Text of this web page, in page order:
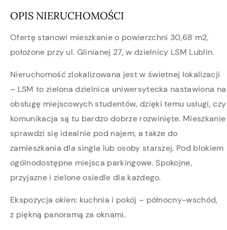
OPIS NIERUCHOMOŚCI
Ofertę stanowi mieszkanie o powierzchni 30,68 m2,
położone przy ul. Glinianej 27, w dzielnicy LSM Lublin.
Nieruchomość zlokalizowana jest w świetnej lokalizacji
– LSM to zielona dzielnica uniwersytecka nastawiona na
obsługę miejscowych studentów, dzięki temu usługi, czy
komunikacja są tu bardzo dobrze rozwinięte. Mieszkanie
sprawdzi się idealnie pod najem, a także do
zamieszkania dla singla lub osoby starszej. Pod blokiem
ogólnodostępne miejsca parkingowe. Spokojne,
przyjazne i zielone osiedle dla każdego.
Ekspozycja okien: kuchnia i pokój – północny-wschód,
z piękną panoramą za oknami.